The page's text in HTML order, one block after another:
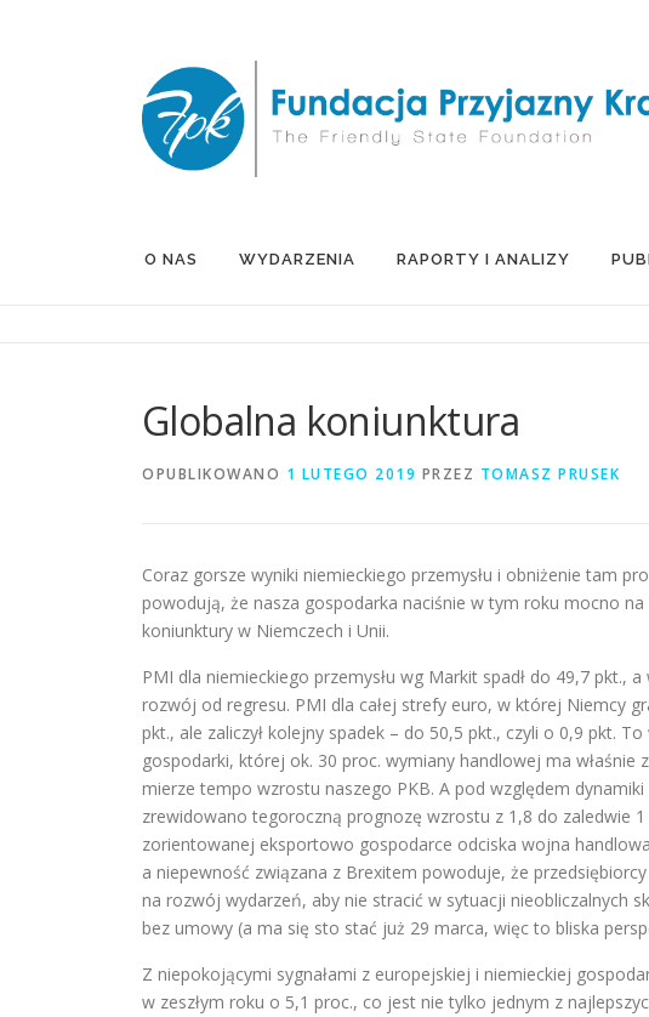
O NAS WYDARZENIA RAPORTY I ANALIZY
Globalna koniunktura
OPUBLIKOWANO 1 LUTEGO 2019 PRZEZ TOMASZ PRUSEK
Coraz gorsze wyniki niemieckiego przemysłu i obniżenie tam
powodują, że nasza gospodarka naciśnie w tym roku mocno
koniunktury w Niemczech i Unii.
PMI dla niemieckiego przemysłu wg Markit spadł do 49,7 pkt.,
rozwój od regresu. PMI dla całej strefy euro, w której Niemcy
pkt., ale zaliczył kolejny spadek – do 50,5 pkt., czyli o 0,9 pkt.
gospodarki, której ok. 30 proc. wymiany handlowej ma
mierze tempo wzrostu naszego PKB. A pod względem
zrewidowano tegoroczną prognozę wzrostu z 1,8 do zaledwie
zorientowanej eksportowo gospodarce odciska wojna
a niepewność związana z Brexitem powoduje, że
na rozwój wydarzeń, aby nie stracić w sytuacji nieobliczalnych
bez umowy (a ma się sto stać już 29 marca, więc to bliska
Z niepokojącymi sygnałami z europejskiej i niemieckiej
w zeszłym roku o 5,1 proc., co jest nie tylko jednym z